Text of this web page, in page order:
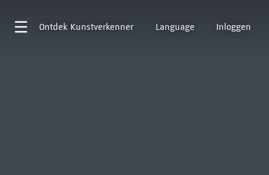
Ontdek Kunstverkenner Language Inloggen